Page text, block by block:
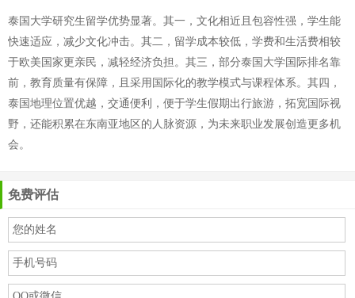
泰国大学研究生留学优势显著。其一，文化相近且包容性强，学生能
快速适应，减少文化冲击。其二，留学成本较低，学费和生活费相较
于欧美国家更亲民，减轻经济负担。其三，部分泰国大学国际排名靠
前，教育质量有保障，且采用国际化的教学模式与课程体系。其四，
泰国地理位置优越，交通便利，便于学生假期出行旅游，拓宽国际视
野，还能积累在东南亚地区的人脉资源，为未来职业发展创造更多机
会。
免费评估